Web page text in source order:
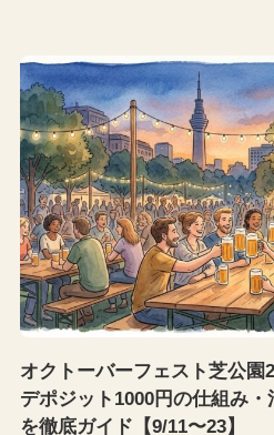
オクトーバーフェスト芝公園
デポジット1000円の仕組み
を徹底ガイド【9/11〜23】